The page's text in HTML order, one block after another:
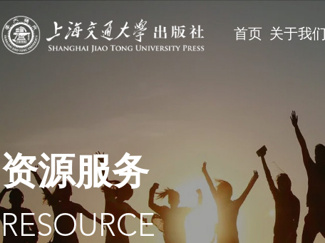
首页 关于我们
资源服务
RESOURCE